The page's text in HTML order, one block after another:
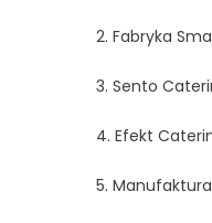
2. Fabryka
3. Sento
4. Efekt
5.